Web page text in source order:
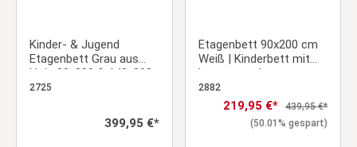
Kinder- & Jugend
Etagenbett Grau aus
Holz 90x200 & 140x200
cm mit 2 Matratzen
2725
Regulärer Preis:
399,95 €*
Etagenbett 90x200 cm
Weiß | Kinderbett mit
Lattenrost |
Rausfallschutz |
Umbaubar | Holz massiv
2882
Verkaufspreis:
219,95 €* Regulärer Preis:
439,95 €*
(50.01% gespart)